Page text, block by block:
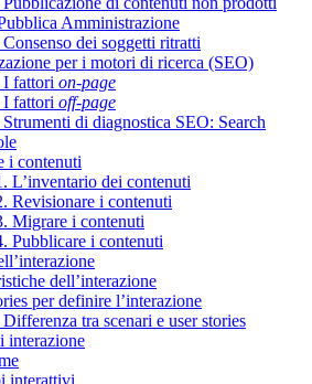
Amministrazione
dei soggetti ritratti
per i motori di ricerca (SEO)
I fattori on-page
I fattori off-page
di diagnostica SEO: Search
i contenuti
L’inventario dei contenuti
Revisionare i contenuti
Migrare i contenuti
Pubblicare i contenuti
dell’interazione
per definire l’interazione
tra scenari e user stories
interazione
interattivi